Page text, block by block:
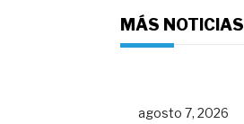
MÁS NOTICIAS
agosto 7, 2026